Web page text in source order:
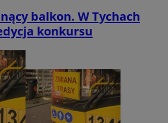
balkon. W Tychach
konkursu